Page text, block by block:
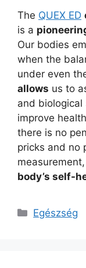
The QUEX ED
is a
Our bodies
when the
under even
allows us to
and
improve
there is no
pricks and no
body’s self-
Kategória
Egészség